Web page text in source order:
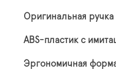
Оригинальная
ABS-пластик с
Эргономичная